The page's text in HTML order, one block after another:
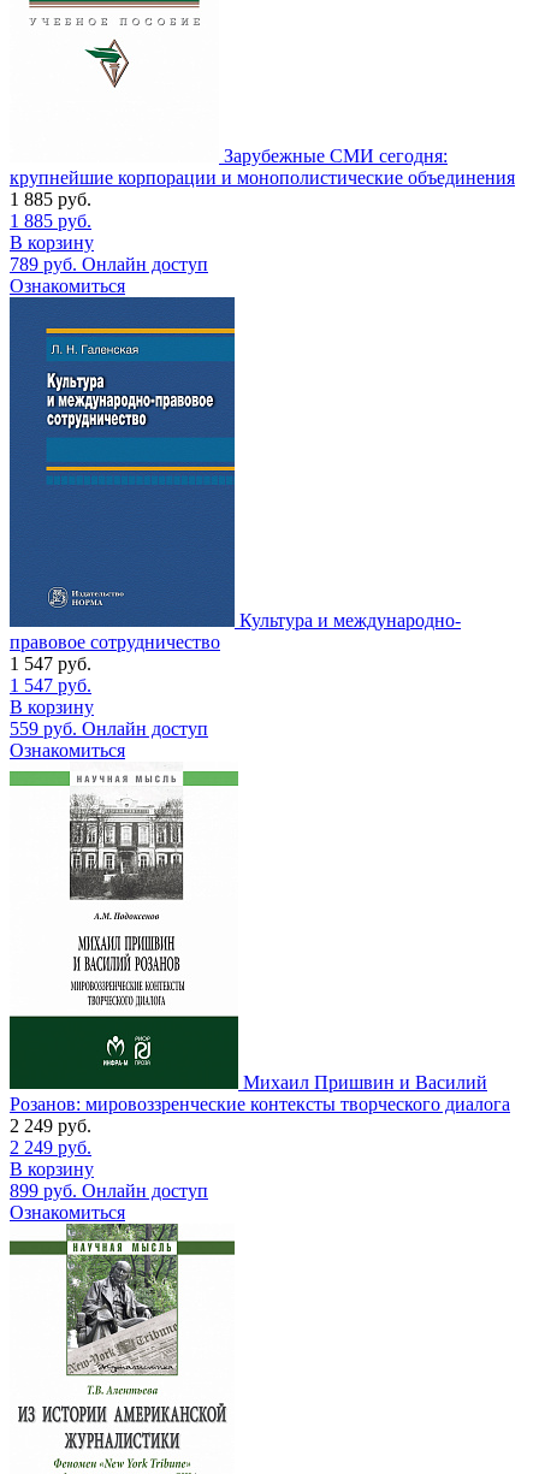
Зарубежные СМИ сегодня:
крупнейшие корпорации и монополистические объединения
1 885 руб.
1 885 руб.
В корзину
789 руб. Онлайн доступ
Ознакомиться
Культура и международно-
правовое сотрудничество
1 547 руб.
1 547 руб.
В корзину
559 руб. Онлайн доступ
Ознакомиться
Михаил Пришвин и Василий
Розанов: мировоззренческие контексты творческого диалога
2 249 руб.
2 249 руб.
В корзину
899 руб. Онлайн доступ
Ознакомиться